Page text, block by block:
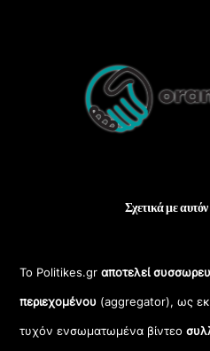
Σχετικά με
Το Politikes.grαποτελεί
περιεχομένου (aggregator), ως εκ
τυχόν ενσωματωμένα βίντεο